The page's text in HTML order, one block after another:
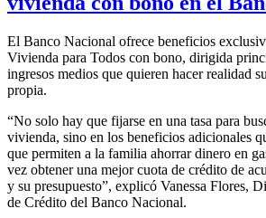
El Banco Nacional ofrece beneficios
Vivienda para Todos con bono, dirigida
ingresos medios que quieren hacer realidad
propia.
“No solo hay que fijarse en una tasa para
vivienda, sino en los beneficios adicionales
que permiten a la familia ahorrar dinero en
vez obtener una mejor cuota de crédito de
y su presupuesto”, explicó Vanessa Flores,
de Crédito del Banco Nacional.